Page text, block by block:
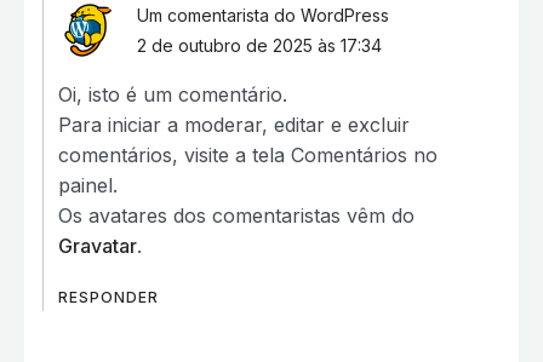
Um comentarista do WordPress
2 de outubro de 2025 às 17:34
Oi, isto é um comentário.
Para iniciar a moderar, editar e excluir
comentários, visite a tela Comentários no
painel.
Os avatares dos comentaristas vêm do
Gravatar.
RESPONDER